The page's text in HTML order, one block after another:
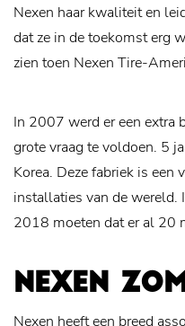
Nexen haar kwaliteit en
dat ze in de toekomst erg
zien toen Nexen Tire-
In 2007 werd er een extra
grote vraag te voldoen. 5
Korea. Deze fabriek is een
installaties van de
2018 moeten dat er al 20
NEXEN
Nexen heeft een breed